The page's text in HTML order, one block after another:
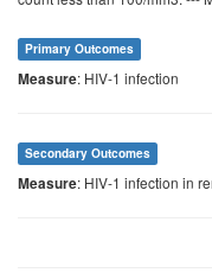
Primary Outcomes
Measure: HIV-1 infection
Secondary Outcomes
Measure: HIV-1 infection in